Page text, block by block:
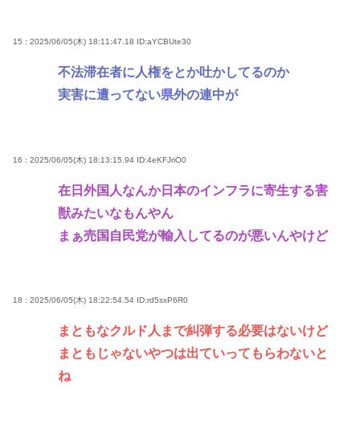
15 : 2025/06/05(木) 18:11:47.18 ID:aYCBUte30
不法滞在者に人権をとか吐かしてるのか
実害に遭ってない県外の連中が
16 : 2025/06/05(木) 18:13:15.94 ID:4eKFJriO0
在日外国人なんか日本のインフラに寄生する害
獣みたいなもんやん
まぁ売国自民党が輸入してるのが悪いんやけど
18 : 2025/06/05(木) 18:22:54.54 ID:rd5sxP6R0
まともなクルド人まで糾弾する必要はないけど
まともじゃないやつは出ていってもらわないと
ね